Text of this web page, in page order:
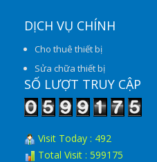
DỊCH VỤ CHÍNH
Cho thuê thiết bị
Sửa chữa thiết bị
SỐ LƯỢT TRUY CẬP
Visit Today : 492
Total Visit : 599175